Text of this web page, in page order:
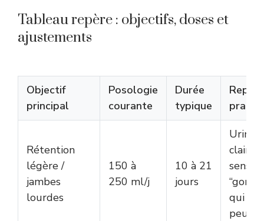
Tableau repère : objectifs, doses et
ajustements
Objectif
principal
Posologie
courante
Durée
typique
Repère
Rétention
légère /
jambes
lourdes
150 à
250 ml/j
10 à 21
jours
claires,
qui
peu